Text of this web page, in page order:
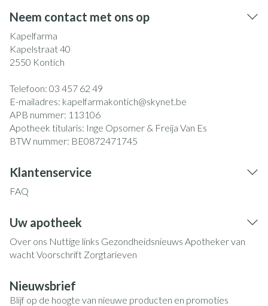
Neem contact met ons op
Kapelfarma
Kapelstraat 40
2550 Kontich
Telefoon: 03 457 62 49
E-mailadres: kapelfarmakontich@skynet.be
APB nummer: 113106
Apotheek titularis: Inge Opsomer & Freija Van Es
BTW nummer: BE0872471745
Klantenservice
FAQ
Uw apotheek
Over ons Nuttige links Gezondheidsnieuws Apotheker van
wachtVoorschrift Zorgtarieven
Nieuwsbrief
Blijf op de hoogte van nieuwe producten en promoties